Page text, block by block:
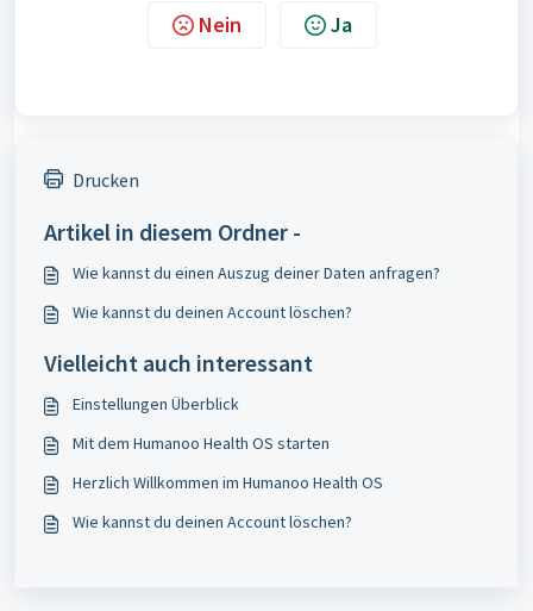
Nein Ja
Drucken
Artikel in diesem Ordner -
Wie kannst du einen Auszug deiner Daten anfragen?
Wie kannst du deinen Account löschen?
Vielleicht auch interessant
Einstellungen Überblick
Mit dem Humanoo Health OS starten
Herzlich Willkommen im Humanoo Health OS
Wie kannst du deinen Account löschen?